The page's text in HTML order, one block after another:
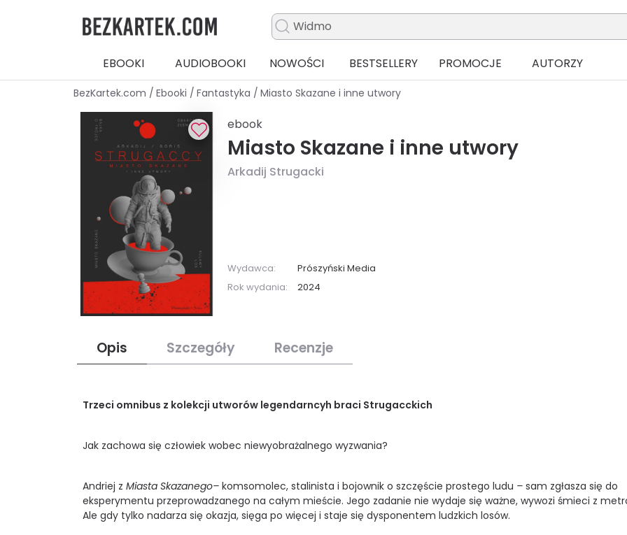
EBOOKI AUDIOBOOKI NOWOŚCI BESTSELLERY PROMOCJE AUTORZY
BezKartek.com / Ebooki / Fantastyka / Miasto Skazane i inne utwory
ebook
Miasto Skazane i inne utwory
Arkadij Strugacki
Wydawca:
Prószyński Media
Rok wydania:
2024
Opis Szczegóły Recenzje
Trzeci omnibus z kolekcji utworów legendarncyh braci Strugacckich
Jak zachowa się człowiek wobec niewyobrażalnego wyzwania?
Andriej z Miasta Skazanego– komsomolec, stalinista i bojownik o szczęście prostego ludu – sam zgłasza się do
eksperymentu przeprowadzanego na całym mieście. Jego zadanie nie wydaje się ważne, wywozi śmieci z
Ale gdy tylko nadarza się okazja, sięga po więcej i staje się dysponentem ludzkich losów.